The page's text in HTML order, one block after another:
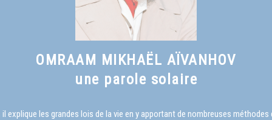
OMRAAM MIKHAËL AÏVANHOV
une parole solaire
les grandes lois de la vie en y apportant de nombreuses